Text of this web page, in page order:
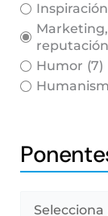
reputación
Humor (7)